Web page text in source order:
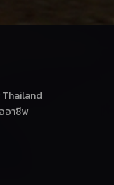
อาชีพ